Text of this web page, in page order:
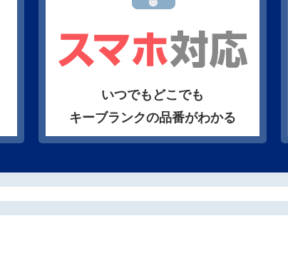
いつでもどこでも
キーブランクの品番がわかる